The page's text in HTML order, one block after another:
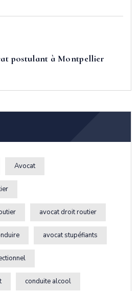
postulant à Montpellier
Avocat
avocat droit routier
avocat stupéfiants
conduite alcool